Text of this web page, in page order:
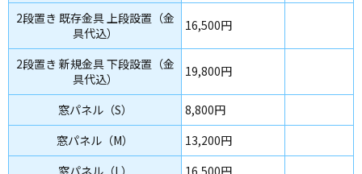
2段置き 既存金具 上段設置（金
具代込）
16,500円
2段置き 新規金具 下段設置（金
具代込）
19,800円
窓パネル（S）
8,800円
窓パネル（M）
13,200円